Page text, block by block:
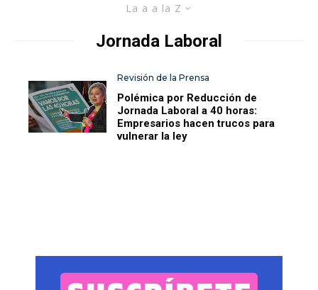
La a a la Z
Jornada Laboral
Revisión de la Prensa
Polémica por Reducción de
Jornada Laboral a 40 horas:
Empresarios hacen trucos para
vulnerar la ley